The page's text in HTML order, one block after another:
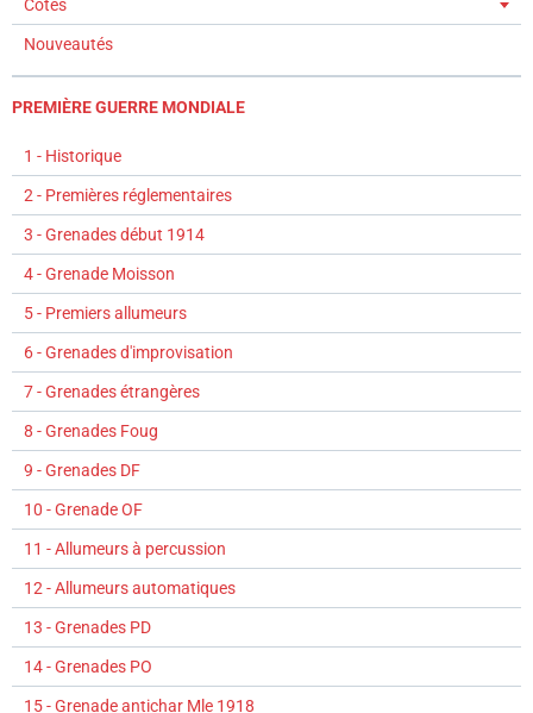
Cotes
Nouveautés
PREMIÈRE GUERRE MONDIALE
1 - Historique
2 - Premières réglementaires
3 - Grenades début 1914
4 - Grenade Moisson
5 - Premiers allumeurs
6 - Grenades d'improvisation
7 - Grenades étrangères
8 - Grenades Foug
9 - Grenades DF
10 - Grenade OF
11 - Allumeurs à percussion
12 - Allumeurs automatiques
13 - Grenades PD
14 - Grenades PO
15 - Grenade antichar Mle 1918